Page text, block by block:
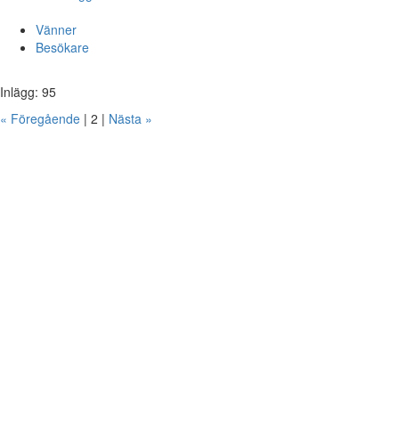
Vänner
Besökare
Inlägg: 95
« Föregående | 2 | Nästa »